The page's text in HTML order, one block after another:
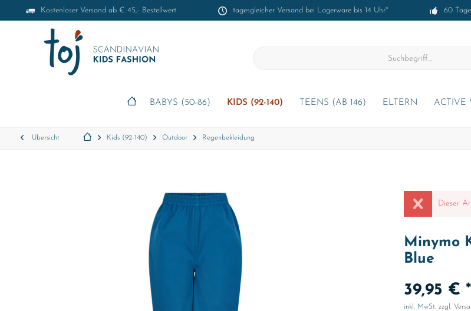
Kostenloser Versand ab € 45,- Bestellwert tagesgleicher Versand bei Lagerware bis 14 Uhr* 60
BABYS (50-86) KIDS (92-140) TEENS (AB 146) ELTERN ACTIVE
Übersicht Kids (92-140) Outdoor Regenbekleidung
Dieser
Minymo
Blue
39,95 € *
inkl. MwSt. zzgl.